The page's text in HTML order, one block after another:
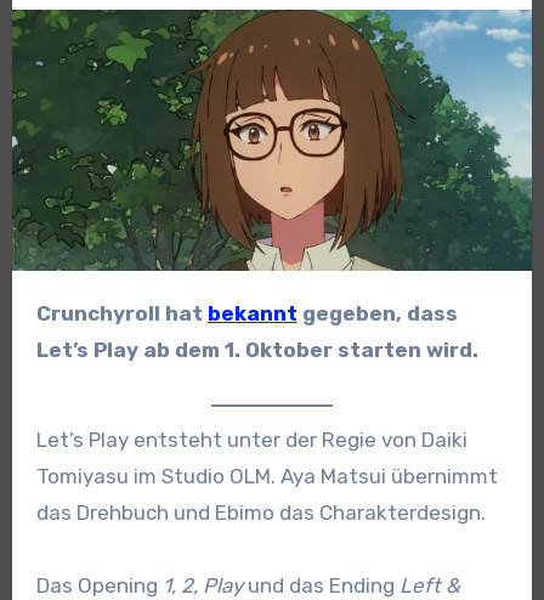
Crunchyroll hat bekannt gegeben, dass
Let’s Play ab dem 1. Oktober starten wird.
Let’s Play entsteht unter der Regie von Daiki
Tomiyasu im Studio OLM. Aya Matsui übernimmt
das Drehbuch und Ebimo das Charakterdesign.
Das Opening 1, 2, Playund das Ending Left &